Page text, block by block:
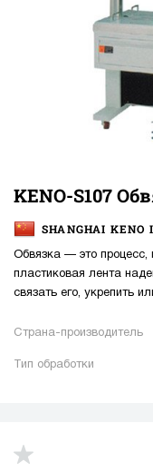
KENO-S107
SHANGHAI KENO
Обвязка — это процесс,
пластиковая лента
связать его, укрепить
Страна-производитель
Тип обработки